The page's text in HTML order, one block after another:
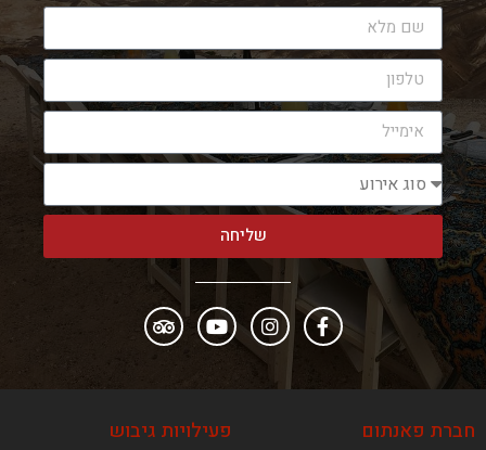
שליחה
חברת פאנתום פעילויות גיבוש